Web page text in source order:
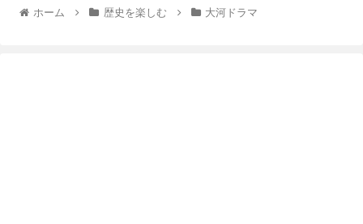
ホーム 歴史を楽しむ 大河ドラマ